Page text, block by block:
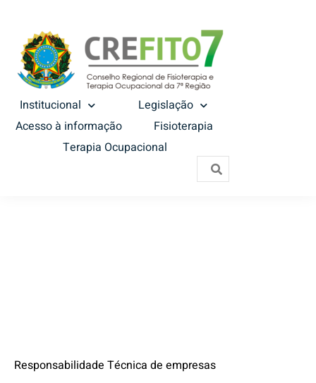
Institucional
Legislação
Acesso à informação
Fisioterapia
Terapia Ocupacional
Responsabilidade Técnica de empresas